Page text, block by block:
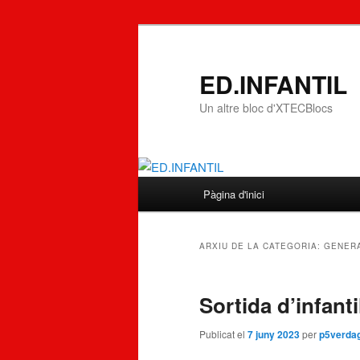
ED.INFANTIL
Un altre bloc d'XTECBlocs
Aneu
principal
Aneu
secundari
Pàgina d'inici
ARXIU DE LA CATEGORIA:
Sortida
Publicat el 7 juny 2023per